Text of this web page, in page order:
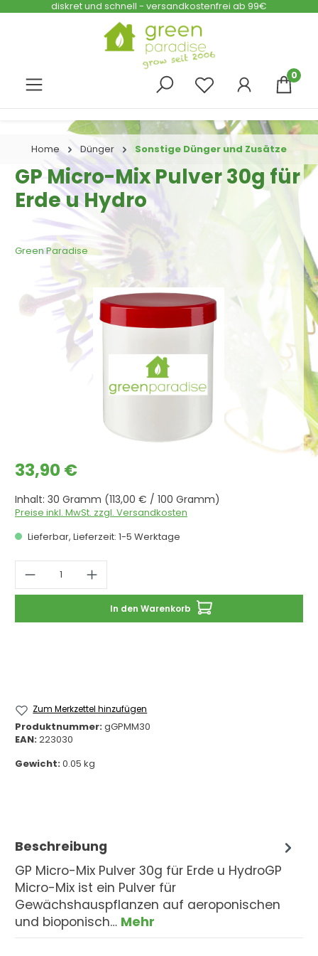
Zum Hauptinhalt springen
diskret und schnell - versandkostenfrei ab 99€
0
Home Dünger Sonstige Dünger und Zusätze
GP Micro-Mix Pulver 30g für
Erde u Hydro
Green Paradise
Bildergalerie überspringen
Regulärer Preis:
33,90 €
Inhalt: 30 Gramm (113,00 € / 100 Gramm)
Preise inkl. MwSt. zzgl. Versandkosten
Lieferbar, Lieferzeit: 1-5 Werktage
Produkt Anzahl: Gib den
In den Warenkorb
Zum Merkzettel hinzufügen
Produktnummer:gGPMM30
EAN:223030
Gewicht:0.05 kg
Beschreibung
GP Micro-Mix Pulver 30g für Erde u HydroGP
Micro-Mix ist ein Pulver für
Gewächshauspflanzen auf aeroponischen
und bioponisch… Mehr